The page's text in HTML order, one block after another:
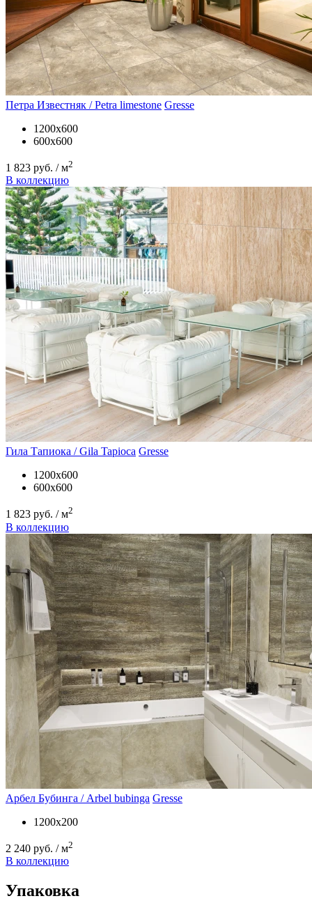
Петра Известняк / Petra limestone Gresse
1200х600
600х600
1 823 руб. / м2
В коллекцию
Гила Тапиока / Gila Tapioca Gresse
1200х600
600х600
1 823 руб. / м2
В коллекцию
Арбел Бубинга / Arbel bubinga Gresse
1200х200
2 240 руб. / м2
В коллекцию
Упаковка